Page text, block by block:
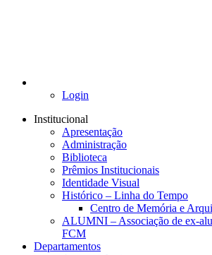
Login
Institucional
Apresentação
Administração
Biblioteca
Prêmios Institucionais
Identidade Visual
Histórico – Linha do Tempo
Centro de Memória e
ALUMNI – Associação de ex-
FCM
Departamentos